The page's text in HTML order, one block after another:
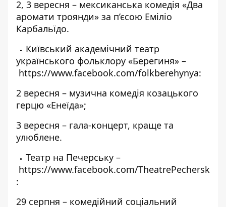
2, 3 вересня – мексиканська комедія «Два
аромати троянди» за п’єсою Еміліо
Карбальїдо.
Київський академічний театр
українського фольклору «Берегиня» –
https://www.facebook.com/folkberehynya:
2 вересня – музична комедія козацького
герцю «Енеїда»;
3 вересня – гала-концерт, краще та
улюблене.
Театр на Печерську –
https://www.facebook.com/TheatrePechersk
:
29 серпня – комедійний соціальний